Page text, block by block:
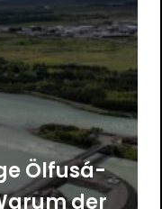
Ölfusá-
der